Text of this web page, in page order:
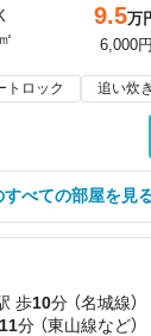
9.5万
6,000円
トロック 追い炊
べての部屋を見
歩10分 （名城線）
11分 （東山線など）